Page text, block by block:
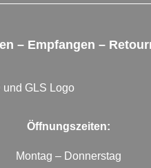
– Empfangen –
Öffnungszeiten:
Montag – Donnerstag